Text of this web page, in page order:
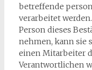
betreffende
verarbeitet
Person dieses
nehmen, kann sie
einen Mitarbeiter
Verantwortlichen